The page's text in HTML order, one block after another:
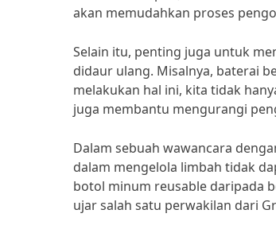
akan memudahkan proses
Selain itu, penting juga untuk
didaur ulang. Misalnya, baterai
melakukan hal ini, kita tidak
juga membantu mengurangi
Dalam sebuah wawancara
dalam mengelola limbah tidak
botol minum reusable daripada
ujar salah satu perwakilan dari